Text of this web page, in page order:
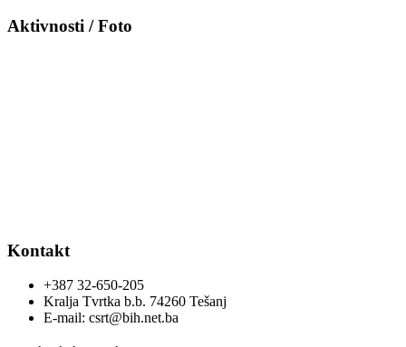
Aktivnosti / Foto
Kontakt
+387 32-650-205
Kralja Tvrtka b.b. 74260 Tešanj
E-mail: csrt@bih.net.ba